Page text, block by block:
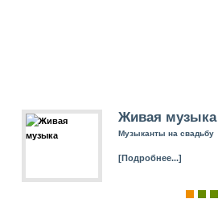
Живая музыка
Музыканты на свадьбу
[Подробнее...]